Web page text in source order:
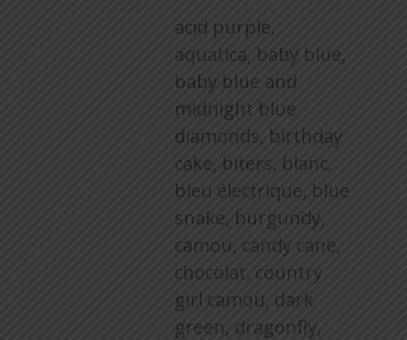
acid purple,
aquatica, baby blue,
baby blue and
midnight blue
diamonds, birthday
cake, biters, blanc,
bleu électrique, blue
snake, burgundy,
camou, candy cane,
chocolat, country
girl camou, dark
green, dragonfly,